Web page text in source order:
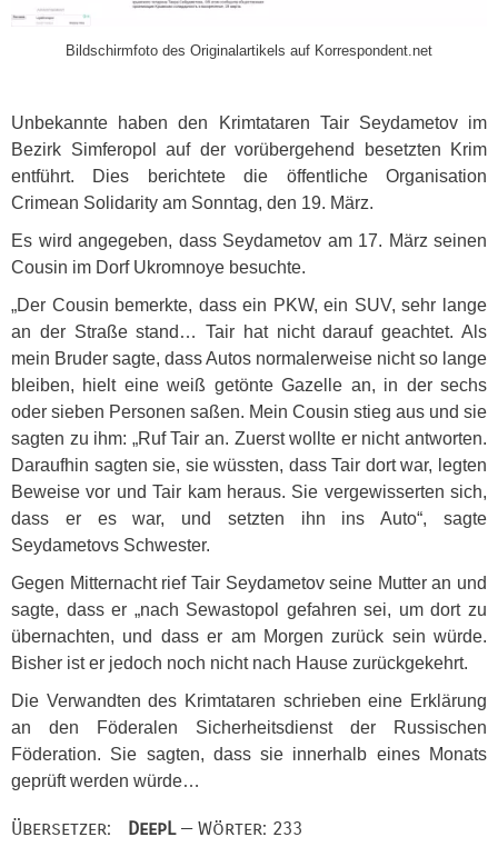
Bildschirmfoto des Originalartikels auf Korrespondent.net
Unbekannte haben den Krimtataren Tair Seydametov im
Bezirk Simferopol auf der vorübergehend besetzten Krim
entführt. Dies berichtete die öffentliche Organisation
Crimean Solidarity am Sonntag, den 19. März.
Es wird angegeben, dass Seydametov am 17. März seinen
Cousin im Dorf Ukromnoye besuchte.
„Der Cousin bemerkte, dass ein PKW, ein SUV, sehr lange
an der Straße stand… Tair hat nicht darauf geachtet. Als
mein Bruder sagte, dass Autos normalerweise nicht so lange
bleiben, hielt eine weiß getönte Gazelle an, in der sechs
oder sieben Personen saßen. Mein Cousin stieg aus und sie
sagten zu ihm: „Ruf Tair an. Zuerst wollte er nicht antworten.
Daraufhin sagten sie, sie wüssten, dass Tair dort war, legten
Beweise vor und Tair kam heraus. Sie vergewisserten sich,
dass er es war, und setzten ihn ins Auto“, sagte
Seydametovs Schwester.
Gegen Mitternacht rief Tair Seydametov seine Mutter an und
sagte, dass er „nach Sewastopol gefahren sei, um dort zu
übernachten, und dass er am Morgen zurück sein würde.
Bisher ist er jedoch noch nicht nach Hause zurückgekehrt.
Die Verwandten des Krimtataren schrieben eine Erklärung
an den Föderalen Sicherheitsdienst der Russischen
Föderation. Sie sagten, dass sie innerhalb eines Monats
geprüft werden würde…
Übersetzer: DeepL— Wörter: 233